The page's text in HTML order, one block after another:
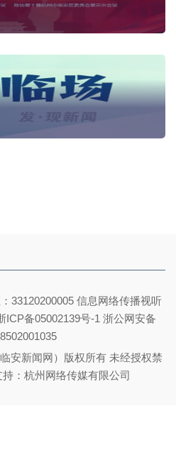
33120200005 信息网络传播视听
ICP备05002139号-1 浙公网安备
安新闻网）版权所有 未经授权禁
：杭州网络传媒有限公司